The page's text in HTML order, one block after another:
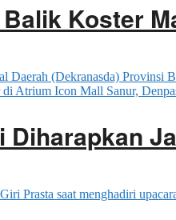
Koster
Diharapkan